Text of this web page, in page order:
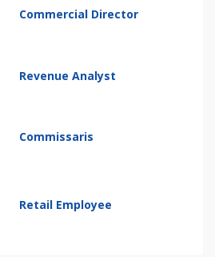
Commercial Director
Revenue Analyst
Commissaris
Retail Employee